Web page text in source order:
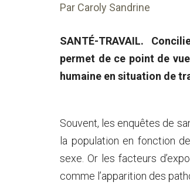
Par Caroly Sandrine
SANTÉ-TRAVAIL.
permet de ce point de
humaine en situation de
Souvent, les enquêtes de
la population en fonction
sexe. Or les facteurs
comme l’apparition des